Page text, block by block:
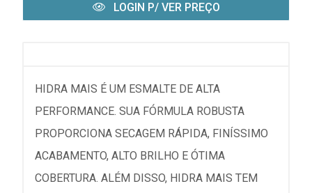
LOGIN P/ VER PREÇO
HIDRA MAIS É UM ESMALTE DE ALTA
PERFORMANCE. SUA FÓRMULA ROBUSTA
PROPORCIONA SECAGEM RÁPIDA, FINÍSSIMO
ACABAMENTO, ALTO BRILHO E ÓTIMA
COBERTURA. ALÉM DISSO, HIDRA MAIS TEM